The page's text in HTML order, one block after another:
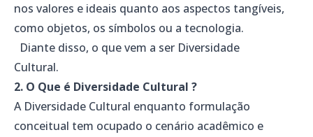
nos valores e ideais quanto aos aspectos tangíveis,
como objetos, os símbolos ou a tecnologia.
Diante disso, o que vem a ser Diversidade
Cultural.
2. O Que é Diversidade Cultural ?
A Diversidade Cultural enquanto formulação
conceitual tem ocupado o cenário acadêmico e